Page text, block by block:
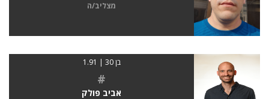
מצליב/ה
בן 30 | 1.91
#
אביב פולק